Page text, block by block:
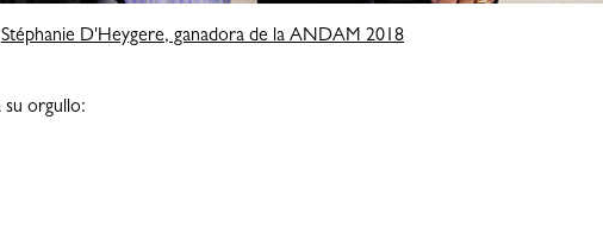
Stéphanie D'Heygere, ganadora de la ANDAM 2018
su orgullo: